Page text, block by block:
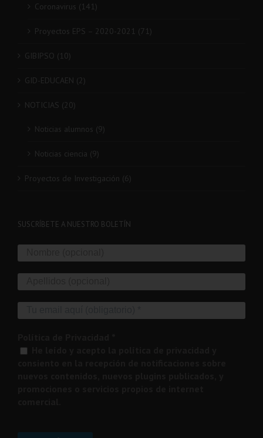
Coronavirus (141)
Proyectos EPS – 2020-2021 (71)
GIBIPSO (10)
GID-EDUCAEN (2)
NOTICIAS (20)
Noticias alumnos (9)
Noticias ciencia (9)
Proyectos de Investigación (6)
SUSCRÍBETE A NUESTRO BOLETÍN